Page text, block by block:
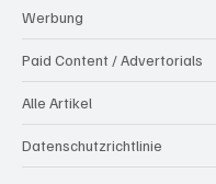
Werbung
Paid Content / Advertorials
Alle Artikel
Datenschutzrichtlinie